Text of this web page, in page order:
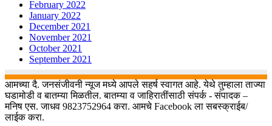
February 2022
January 2022
December 2021
November 2021
October 2021
September 2021
आमच्या दै. जनसंजीवनी न्यूज मध्ये आपले सहर्ष स्वागत आहे. येथे तुम्हाला ताज्या
घडामोडी व बातम्या मिळतील. बातम्या व जाहिरातींसाठी संपर्क - संपादक –
मनिष एस. जाधव 9823752964 करा. आमचे Facebook ला सबस्क्राईब/
लाईक करा.